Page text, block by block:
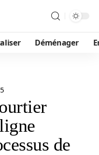
Déménager
de